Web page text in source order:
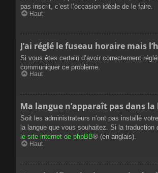
pas inscrit, c’est l’occasion idéale de le faire.
Haut
J’ai réglé le fuseau horaire mais
Si vous êtes certain d’avoir correctement
communiquer ce problème.
Haut
Ma langue n’apparaît pas dans la
Soit les administrateurs n’ont pas installé
la langue que vous souhaitez. Si la
le site internet de phpBB® (en anglais).
Haut